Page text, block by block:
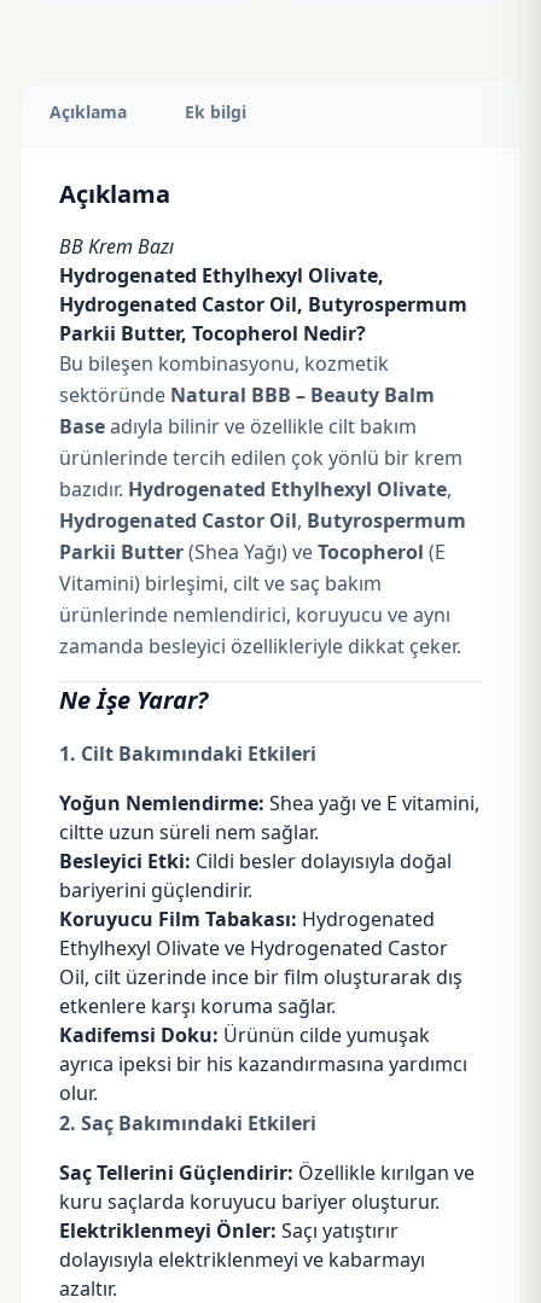
Açıklama Ek bilgi
Açıklama
BB Krem Bazı
Hydrogenated Ethylhexyl Olivate,
Hydrogenated Castor Oil, Butyrospermum
Parkii Butter, Tocopherol Nedir?
Bu bileşen kombinasyonu, kozmetik
sektöründe Natural BBB – Beauty Balm
Baseadıyla bilinir ve özellikle cilt bakım
ürünlerinde tercih edilen çok yönlü bir krem
bazıdır. Hydrogenated Ethylhexyl Olivate,
Hydrogenated Castor Oil, Butyrospermum
Parkii Butter(Shea Yağı) veTocopherol (E
Vitamini) birleşimi, cilt ve saç bakım
ürünlerinde nemlendirici, koruyucu ve aynı
zamanda besleyici özellikleriyle dikkat çeker.
Ne İşe Yarar?
1. Cilt Bakımındaki Etkileri
Yoğun Nemlendirme: Shea yağı ve E vitamini,
ciltte uzun süreli nem sağlar.
Besleyici Etki: Cildi besler dolayısıyla doğal
bariyerini güçlendirir.
Koruyucu Film Tabakası: Hydrogenated
Ethylhexyl Olivate ve Hydrogenated Castor
Oil, cilt üzerinde ince bir film oluşturarak dış
etkenlere karşı koruma sağlar.
Kadifemsi Doku: Ürünün cilde yumuşak
ayrıca ipeksi bir his kazandırmasına yardımcı
olur.
2. Saç Bakımındaki Etkileri
Saç Tellerini Güçlendirir: Özellikle kırılgan ve
kuru saçlarda koruyucu bariyer oluşturur.
Elektriklenmeyi Önler: Saçı yatıştırır
dolayısıyla elektriklenmeyi ve kabarmayı
azaltır.